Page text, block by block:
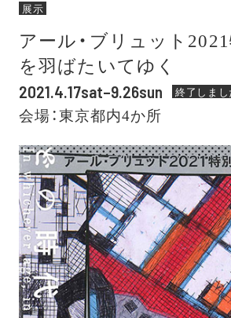
展示
アール・ブリュット
を羽ばたいてゆく
2021.4.17sat–9.26sun 終了しまし
会場：東京都内4か所